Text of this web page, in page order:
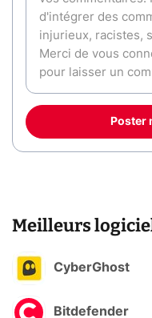
Poster
Meilleurs
CyberGhost
Bitdefender